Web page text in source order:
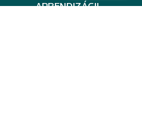
APRENDIZÁGIL